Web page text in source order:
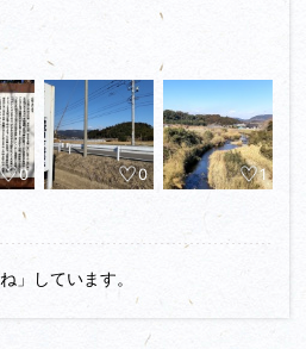
「高城」、ここはかつて、大友全
でした。
向の伊東義祐が宗麟に助けを求め
東氏を助け日向の国（宮崎県）を
全軍5万をもって出陣します。し
ろで、何故か日向の国を（ヒム
シタンを集めたキリストの理想郷
ろうと、進軍を止め神社仏閣を壊
のです（それが宗麟の真の目的だ
0 0 1
」しています。